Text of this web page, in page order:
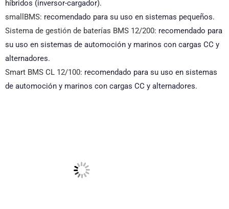
híbridos (inversor-cargador).
smallBMS: recomendado para su uso en sistemas pequeños.
Sistema de gestión de baterías BMS 12/200: recomendado para
su uso en sistemas de automoción y marinos con cargas CC y
alternadores.
Smart BMS CL 12/100: recomendado para su uso en sistemas
de automoción y marinos con cargas CC y alternadores.